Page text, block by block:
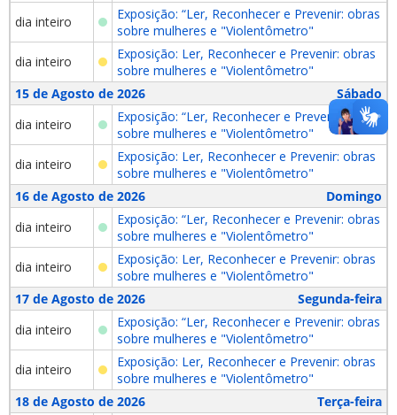
dia inteiro
Exposição: “Ler, Reconhecer e Prevenir: obras
sobre mulheres e "Violentômetro"
dia inteiro
Exposição: Ler, Reconhecer e Prevenir: obras
sobre mulheres e "Violentômetro"
15 de Agosto de 2026
Sábado
dia inteiro
Exposição: “Ler, Reconhecer e Prevenir: obras
sobre mulheres e "Violentômetro"
dia inteiro
Exposição: Ler, Reconhecer e Prevenir: obras
sobre mulheres e "Violentômetro"
16 de Agosto de 2026
Domingo
dia inteiro
Exposição: “Ler, Reconhecer e Prevenir: obras
sobre mulheres e "Violentômetro"
dia inteiro
Exposição: Ler, Reconhecer e Prevenir: obras
sobre mulheres e "Violentômetro"
17 de Agosto de 2026
Segunda-feira
dia inteiro
Exposição: “Ler, Reconhecer e Prevenir: obras
sobre mulheres e "Violentômetro"
dia inteiro
Exposição: Ler, Reconhecer e Prevenir: obras
sobre mulheres e "Violentômetro"
18 de Agosto de 2026
Terça-feira